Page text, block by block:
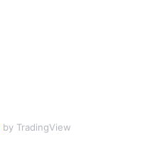
by TradingView